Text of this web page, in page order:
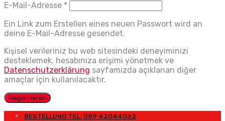
E-Mail-Adresse *
Ein Link zum Erstellen eines neuen Passwort wird an
deine E-Mail-Adresse gesendet.
Kişisel verileriniz bu web sitesindeki deneyiminizi
desteklemek, hesabınıza erişimi yönetmek ve
Datenschutzerklärung sayfamızda açıklanan diğer
amaçlar için kullanılacaktır.
Registrieren
BESTELLUNG TEL: 089 42044062